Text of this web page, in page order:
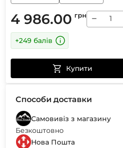
4 986.00 грн −
+249 балів
Купити
Способи доставки
Самовивіз з магазину
Безкоштовно
Нова Пошта